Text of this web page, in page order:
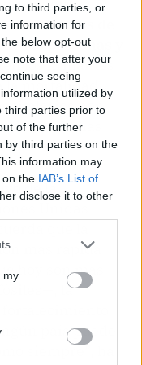
to third parties, or
information for
below opt-out
note that after your
seeing
utilized by
third parties prior to
of the further
by third parties on the
information may
on the IAB’s List of
disclose it to other
my
los efectos de
las personas y
los firmantes
la mortalidad
por
de patologías
de la
Unidas
más rápida
hoy son más
la
país puede
siempre”, ha